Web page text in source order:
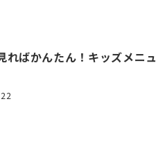
ればかんたん！キッズメニュ